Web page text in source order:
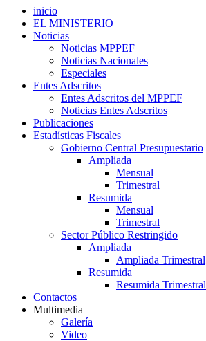
inicio
EL MINISTERIO
Noticias
Noticias MPPEF
Noticias Nacionales
Especiales
Entes Adscritos
Entes Adscritos del MPPEF
Noticias Entes Adscritos
Publicaciones
Estadísticas Fiscales
Gobierno Central Presupuestario
Ampliada
Mensual
Trimestral
Resumida
Mensual
Trimestral
Sector Público Restringido
Ampliada
Ampliada Trimestral
Resumida
Resumida Trimestral
Contactos
Multimedia
Galería
Video